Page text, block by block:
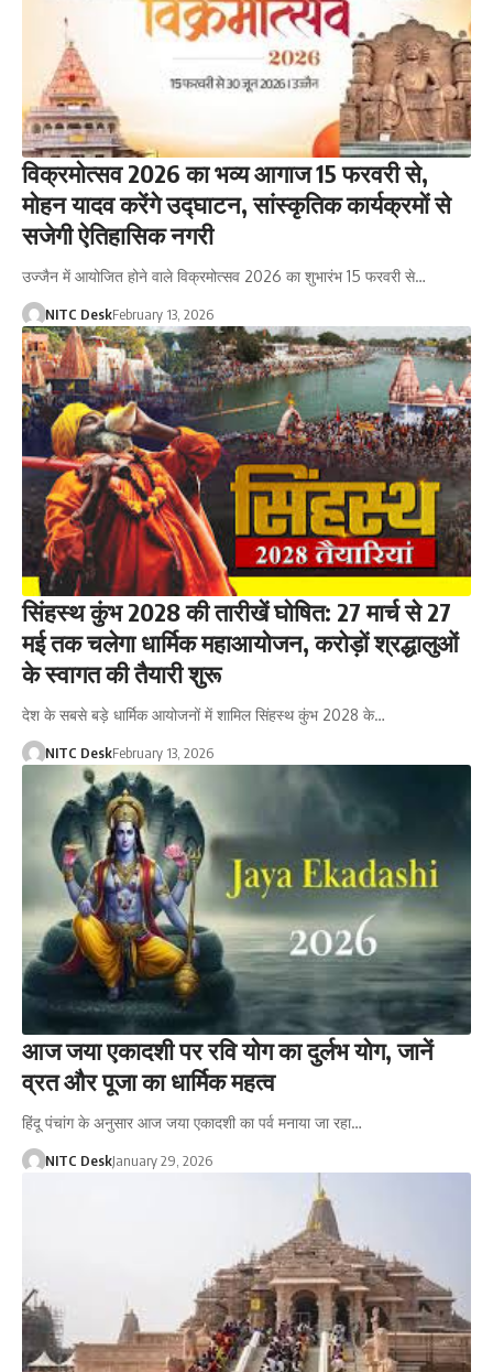
विक्रमोत्सव 2026 का भव्य आगाज 15 फरवरी से,
मोहन यादव करेंगे उद्घाटन, सांस्कृतिक कार्यक्रमों से
सजेगी ऐतिहासिक नगरी
उज्जैन में आयोजित होने वाले विक्रमोत्सव 2026 का शुभारंभ 15 फरवरी से…
NITC DeskFebruary 13, 2026
सिंहस्थ कुंभ 2028 की तारीखें घोषित: 27 मार्च से 27
मई तक चलेगा धार्मिक महाआयोजन, करोड़ों श्रद्धालुओं
के स्वागत की तैयारी शुरू
देश के सबसे बड़े धार्मिक आयोजनों में शामिल सिंहस्थ कुंभ 2028 के…
NITC DeskFebruary 13, 2026
आज जया एकादशी पर रवि योग का दुर्लभ योग, जानें
व्रत और पूजा का धार्मिक महत्व
हिंदू पंचांग के अनुसार आज जया एकादशी का पर्व मनाया जा रहा…
NITC DeskJanuary 29, 2026